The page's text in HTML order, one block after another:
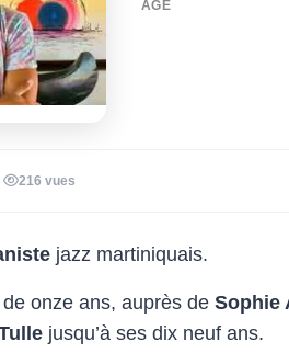
ÂGE
216 vues
jazz martiniquais.
onze ans, auprès de Sophie
jusqu’à ses dix neuf ans.